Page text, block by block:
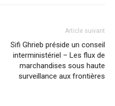
Article suivant
Sifi Ghrieb préside un conseil
interministériel – Les flux de
marchandises sous haute
surveillance aux frontières